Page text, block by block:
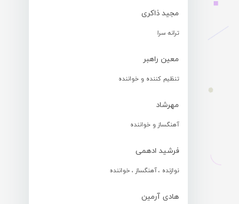
مجید ذاکری
ترانه سرا
معین راهبر
تنظیم کننده و خواننده
مهرشاد
آهنگساز و خواننده
فرشید ادهمی
نوازنده ، آهنگساز ، خواننده
هادی آرمین